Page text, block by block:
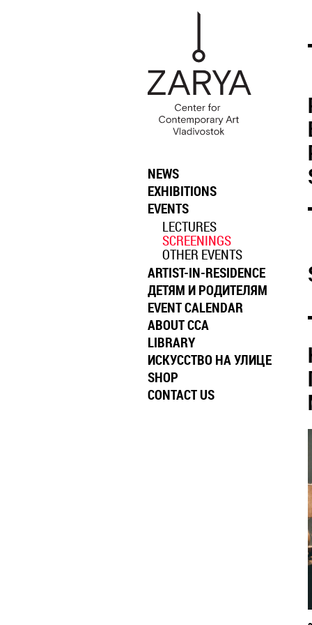
NEWS
EXHIBITIONS
EVENTS
LECTURES
SCREENINGS
OTHER EVENTS
ARTIST-IN-RESIDENCE
ДЕТЯМ И РОДИТЕЛЯМ
EVENT CALENDAR
ABOUT CCA
LIBRARY
ИСКУССТВО НА УЛИЦЕ
SHOP
CONTACT US